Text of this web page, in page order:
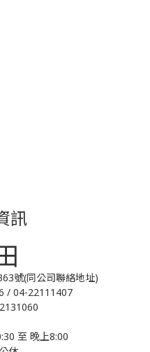
訊
號(同公司聯絡地址)
/ 04-22111407
至 晚上8:00